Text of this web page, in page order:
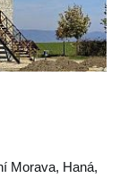
Morava, Haná,